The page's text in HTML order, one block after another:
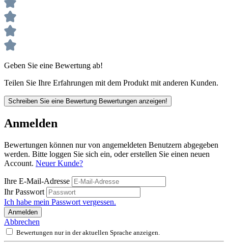
Geben Sie eine Bewertung ab!
Teilen Sie Ihre Erfahrungen mit dem Produkt mit anderen Kunden.
Schreiben Sie eine Bewertung Bewertungen anzeigen!
Anmelden
Bewertungen können nur von angemeldeten Benutzern abgegeben
werden. Bitte loggen Sie sich ein, oder erstellen Sie einen neuen
Account. Neuer Kunde?
Ihre E-Mail-Adresse
Ihr Passwort
Ich habe mein Passwort vergessen.
Anmelden
Abbrechen
Bewertungen nur in der aktuellen Sprache anzeigen.